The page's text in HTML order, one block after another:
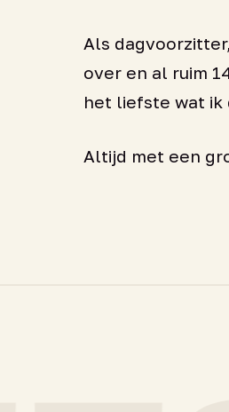
Als
over en al ruim
het liefste wat ik
Altijd met een